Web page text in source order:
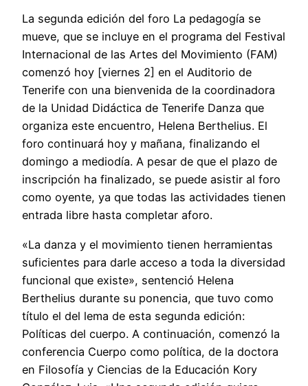
La segunda edición del foro La pedagogía se
mueve, que se incluye en el programa del Festival
Internacional de las Artes del Movimiento (FAM)
comenzó hoy [viernes 2] en el Auditorio de
Tenerife con una bienvenida de la coordinadora
de la Unidad Didáctica de Tenerife Danza que
organiza este encuentro, Helena Berthelius. El
foro continuará hoy y mañana, finalizando el
domingo a mediodía. A pesar de que el plazo de
inscripción ha finalizado, se puede asistir al foro
como oyente, ya que todas las actividades tienen
entrada libre hasta completar aforo.
«La danza y el movimiento tienen herramientas
suficientes para darle acceso a toda la diversidad
funcional que existe», sentenció Helena
Berthelius durante su ponencia, que tuvo como
título el del lema de esta segunda edición:
Políticas del cuerpo. A continuación, comenzó la
conferencia Cuerpo como política, de la doctora
en Filosofía y Ciencias de la Educación Kory